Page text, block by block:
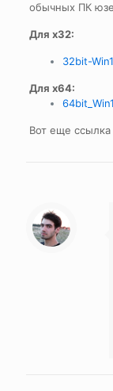
обычных ПК
Для x32:
32bit-
Для x64:
Вот еще